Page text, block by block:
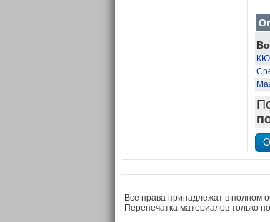
Все права принадлежат в полном
Перепечатка материалов только